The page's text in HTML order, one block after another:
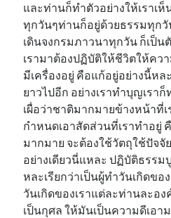
และท่านก็ทำตัวอย่างให้เราเ
ทุกวันๆท่านก็อยู่ด้วยธรรมทุกวั
เดินจงกรมภาวนาทุกวัน ก็เป็น
เรามาต้องปฏิบัติให้ชีวิตให้คว
มีเครื่องอยู่ คือแก้อยู่อย่างนี้หล
ยาวไปอีก อย่างเราทำบุญเรา
เผื่อว่าชาติมากมายข้างหน้าที่
กำหนดเอาสัดส่วนที่เราทำอยู่
มากมาย จะต้องใช้วัตถุใช้ปัจจั
อย่างเดียวนี่แหละ ปฏิบัติธรร
หละเรียกว่าเป็นผู้ทำวันเกิดข
วันเกิดของเราแต่ละท่านละอ
เป็นกุศล ให้มันเป็นความดีเอ